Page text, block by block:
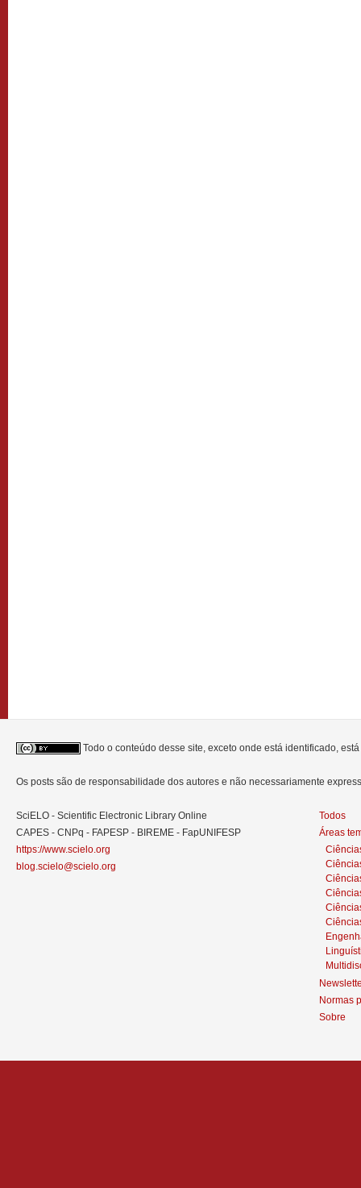
Todo o conteúdo desse site, exceto onde está identificado,
Os posts são de responsabilidade dos autores e não necessariamente
SciELO - Scientific Electronic Library Online
CAPES - CNPq - FAPESP - BIREME - FapUNIFESP
https://www.scielo.org
blog.scielo@scielo.org
Todos
Áreas
Normas
Sobre